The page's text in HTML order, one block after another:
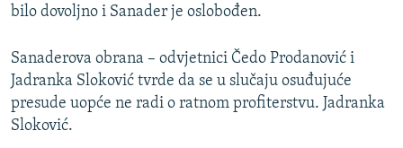
bilo dovoljno i Sanader je oslobođen.
Sanaderova obrana – odvjetnici Čedo Prodanović i
Jadranka Sloković tvrde da se u slučaju osuđujuće
presude uopće ne radi o ratnom profiterstvu. Jadranka
Sloković.